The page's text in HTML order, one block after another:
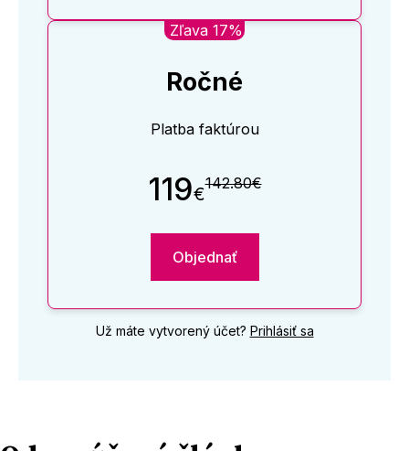
Zľava 17%
Ročné
Platba faktúrou
119€142.80€
Objednať
Už máte vytvorený účet? Prihlásiť sa